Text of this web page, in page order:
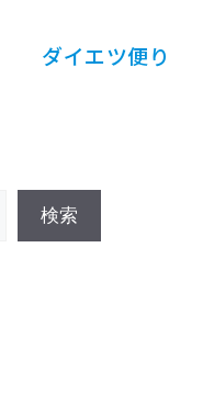
ダイエツ便り
検索